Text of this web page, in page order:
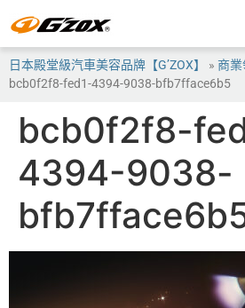
日本殿堂級汽車美容品牌【G’ZOX】 » 商業
bcb0f2f8-fed1-4394-9038-bfb7fface6b5
bcb0f2f8-
4394-9038-